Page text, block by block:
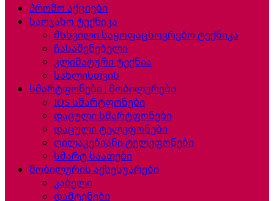
პრომო აქციები
საოჯახო ტექნიკა
მსხვილი საყოფაცხოვრებო ტექნიკა
ჩასაშენებელი
კლიმატური ტექნია
სახლისთვის
სმარტფონები | მობილურები
IOS სმარტფონები
დაცული სმარტფონები
დაცული ტელეფონები
ღილაკებიანი ტელეფონები
სმარტ საათები
მობილურის აქსესუარები
კაბელი
დამტენები